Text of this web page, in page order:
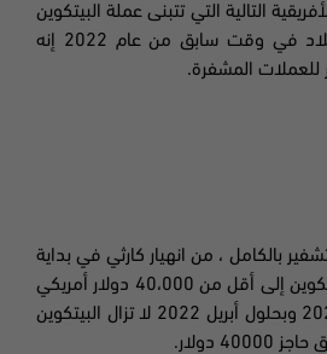
التالية التي تتبنى عملة البيتكوين
؛ قال البنك المركزي للبلاد في وقت سابق من عام 2022 إنه
للعملات المشفرة.
بالكامل ، من انهيار كارثي في بداية
بيتكوين إلى أقل من 40،000 دولار أمريكي
البيتكوين
حاجز